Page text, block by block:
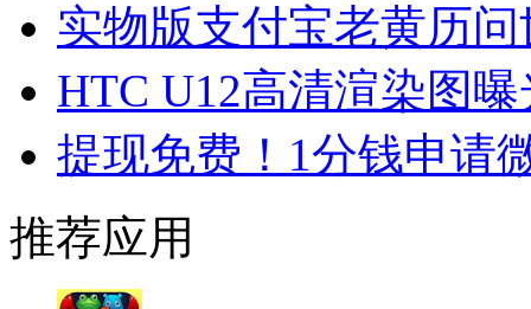
实物版支付宝老黄历
HTC U12高清渲染图
提现免费！1分钱申请
推荐应用